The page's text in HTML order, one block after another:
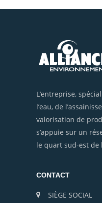
L’entreprise,
l’eau, de
valorisation de
s’appuie sur un
le quart sud-est de
CONTACT
SIÈGE SOCIAL